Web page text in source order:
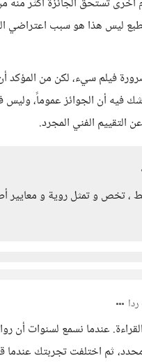
ليس هذا هو سبب اعتراضي
فيلم سيء، لكن من
فيه أن الجوائز عموماً،
التقييم الفني المجرد.
، تخص و تمثل روية و
عندما نسمع لسنوات أن
ثم اختلفت تجربتك عندما